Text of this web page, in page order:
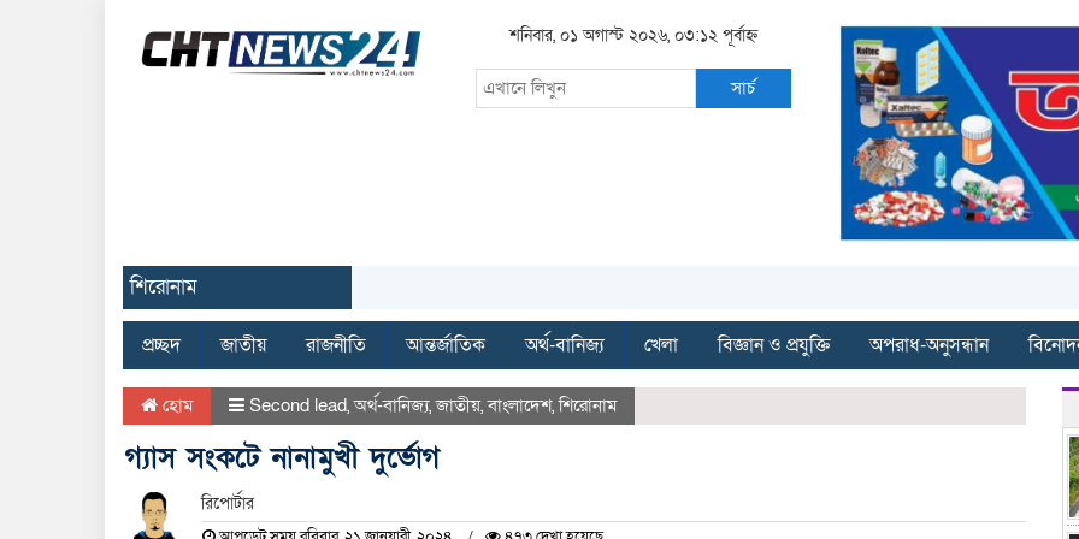
শনিবার, ০১ অগাস্ট ২০২৬, ০৩:১২ পূর্বাহ্ন
সার্চ
শিরোনাম
প্রচ্ছদ জাতীয় রাজনীতি আন্তর্জাতিক অর্থ-বানিজ্য খেলা বিজ্ঞান ও প্রযুক্তি অপরাধ-অনুসন্ধান
হোম Second lead,অর্থ-বানিজ্য,জাতীয়,বাংলাদেশ,শিরোনাম
গ্যাস সংকটে নানামুখী দুর্ভোগ
রিপোর্টার